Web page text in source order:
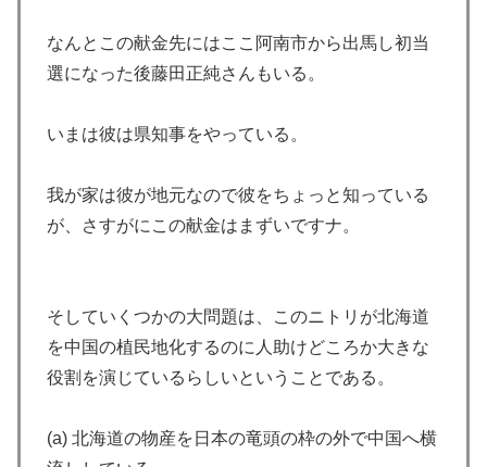
なんとこの献金先にはここ阿南市から出馬し初当
選になった後藤田正純さんもいる。
いまは彼は県知事をやっている。
我が家は彼が地元なので彼をちょっと知っている
が、さすがにこの献金はまずいですナ。
そしていくつかの大問題は、このニトリが北海道
を中国の植民地化するのに人助けどころか大きな
役割を演じているらしいということである。
(a) 北海道の物産を日本の竜頭の枠の外で中国へ横